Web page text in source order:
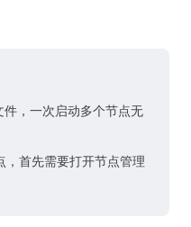
，一次启动多个节点无
首先需要打开节点管理